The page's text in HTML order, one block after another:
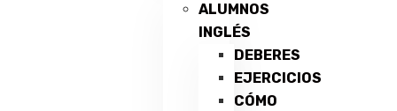
ALUMNOS
INGLÉS
DEBERES
EJERCICIOS
CÓMO